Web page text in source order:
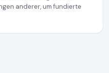
anderer, um fundierte